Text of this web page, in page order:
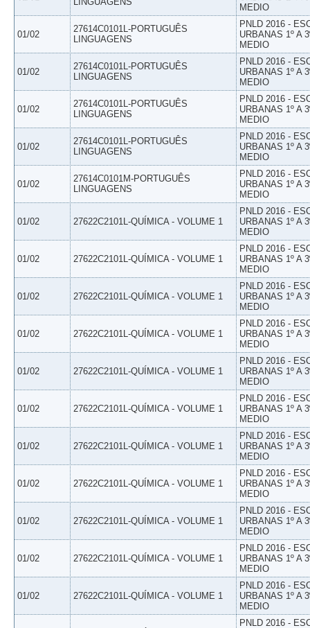
MEDIO
01/02
27614C0101L-PORTUGUÊS
LINGUAGENS
PNLD 2016 -
URBANAS 1º A
MEDIO
01/02
27614C0101L-PORTUGUÊS
LINGUAGENS
PNLD 2016 -
URBANAS 1º A
MEDIO
01/02
27614C0101L-PORTUGUÊS
LINGUAGENS
PNLD 2016 -
URBANAS 1º A
MEDIO
01/02
27614C0101L-PORTUGUÊS
LINGUAGENS
PNLD 2016 -
URBANAS 1º A
MEDIO
01/02
27614C0101M-PORTUGUÊS
LINGUAGENS
PNLD 2016 -
URBANAS 1º A
MEDIO
01/02 27622C2101L-QUÍMICA - VOLUME 1
PNLD 2016 -
URBANAS 1º A
MEDIO
01/02 27622C2101L-QUÍMICA - VOLUME 1
PNLD 2016 -
URBANAS 1º A
MEDIO
01/02 27622C2101L-QUÍMICA - VOLUME 1
PNLD 2016 -
URBANAS 1º A
MEDIO
01/02 27622C2101L-QUÍMICA - VOLUME 1
PNLD 2016 -
URBANAS 1º A
MEDIO
01/02 27622C2101L-QUÍMICA - VOLUME 1
PNLD 2016 -
URBANAS 1º A
MEDIO
01/02 27622C2101L-QUÍMICA - VOLUME 1
PNLD 2016 -
URBANAS 1º A
MEDIO
01/02 27622C2101L-QUÍMICA - VOLUME 1
PNLD 2016 -
URBANAS 1º A
MEDIO
01/02 27622C2101L-QUÍMICA - VOLUME 1
PNLD 2016 -
URBANAS 1º A
MEDIO
01/02 27622C2101L-QUÍMICA - VOLUME 1
PNLD 2016 -
URBANAS 1º A
MEDIO
01/02 27622C2101L-QUÍMICA - VOLUME 1
PNLD 2016 -
URBANAS 1º A
MEDIO
01/02 27622C2101L-QUÍMICA - VOLUME 1
PNLD 2016 -
URBANAS 1º A
MEDIO
PNLD 2016 -